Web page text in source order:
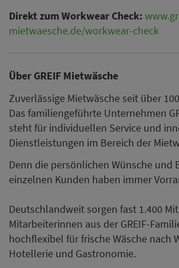
Direkt zum Workwear Check:
mietwaesche.de/workwear-check
Über GREIF Mietwäsche
Zuverlässige Mietwäsche seit über
Das familiengeführte Unternehmen
steht für individuellen Service und
Dienstleistungen im Bereich der
Denn die persönlichen Wünsche und
einzelnen Kunden haben immer
Deutschlandweit sorgen fast 1.400
Mitarbeiterinnen aus der GREIF-
hochflexibel für frische Wäsche nach
Hotellerie und Gastronomie.